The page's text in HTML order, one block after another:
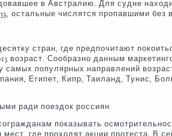
в Австралию. Для судне
остальные числятся пропавшими без
стран, где предпочитают
возраст. Сообразно данным
самых популярных направлений возраст
Египет, Кипр, Таиланд, Тунис,
ради поездок россиян
показывать